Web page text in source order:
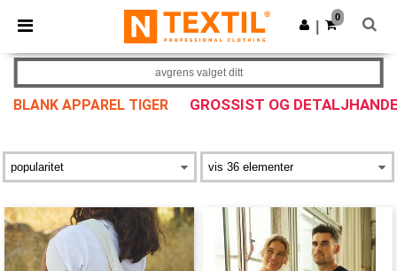
× Ntextil-app
Bedre priser i appen!
Last ned app
0
BLANK APPAREL TIGER GROSSIST OG
avgrens valget ditt